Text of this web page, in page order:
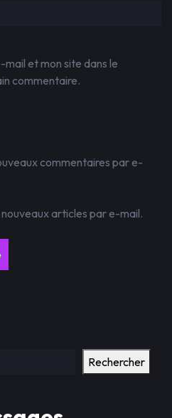
et mon site dans le
commentaire.
commentaires par e-
articles par e-mail.
Rechercher